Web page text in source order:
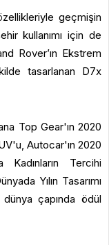
geçmişin
kullanımı için de
Rover’ın Ekstrem
tasarlanan D7x
Top Gear'ın 2020
Autocar'ın 2020
Kadınların Tercihi
Yılın Tasarımı
çapında ödül